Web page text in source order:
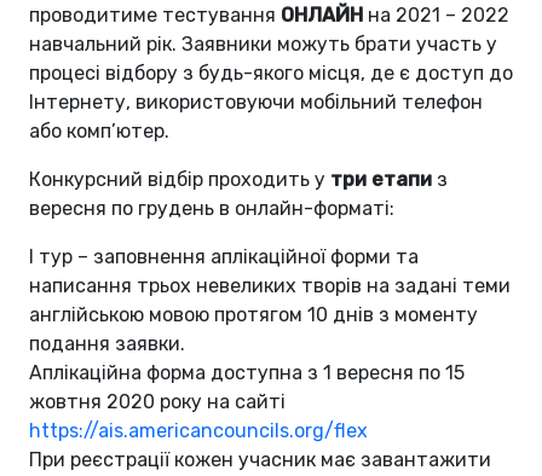
проводитиме тестування ОНЛАЙН на 2021 – 2022
навчальний рік. Заявники можуть брати участь у
процесі відбору з будь-якого місця, де є доступ до
Інтернету, використовуючи мобільний телефон
або комп’ютер.
Конкурсний відбір проходить у три етапи з
вересня по грудень в онлайн-форматі:
І тур – заповнення аплікаційної форми та
написання трьох невеликих творів на задані теми
англійською мовою протягом 10 днів з моменту
подання заявки.
Аплікаційна форма доступна з 1 вересня по 15
жовтня 2020 року на сайті
https://ais.americancouncils.org/flex
При реєстрації кожен учасник має завантажити